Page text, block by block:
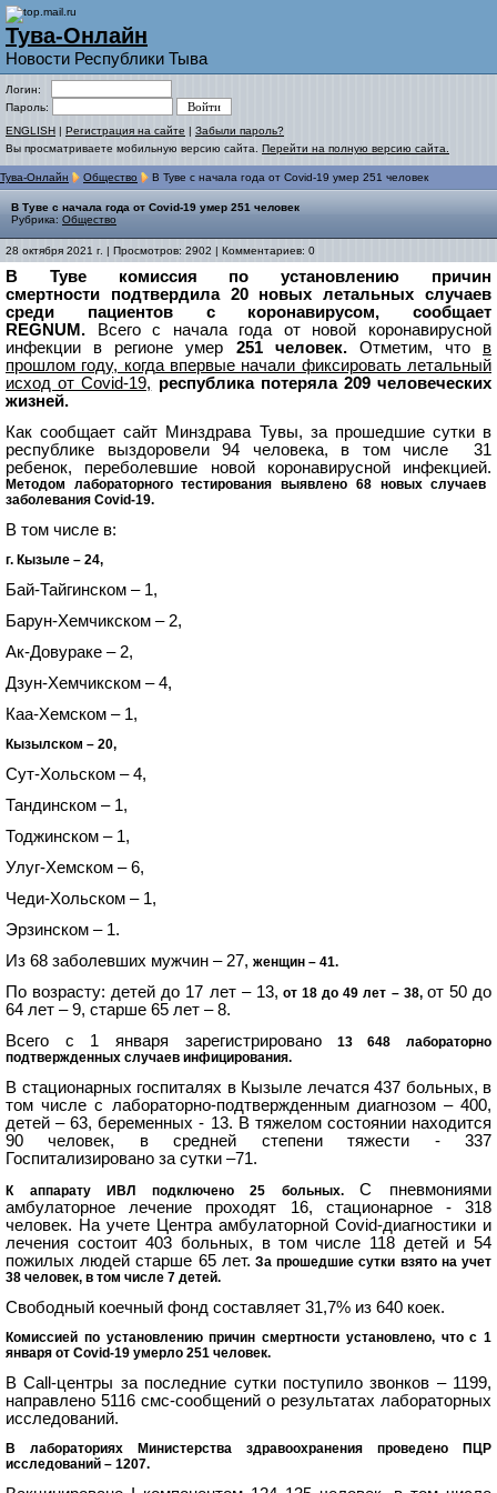
Тува-Онлайн
Новости Республики Тыва
Логин:
Пароль:
ENGLISH | Регистрация на сайте | Забыли пароль?
Вы просматриваете мобильную версию сайта. Перейти на полную версию сайта.
Тува-Онлайн Общество В Туве с начала года от Covid-19 умер 251 человек
В Туве с начала года от Covid-19 умер 251 человек
Рубрика: Общество
28 октября 2021 г. | Просмотров: 2902 | Комментариев: 0
В Туве комиссия по установлению причин
смертности подтвердила 20 новых летальных случаев
среди пациентов с коронавирусом, сообщает
REGNUM.
Всего с начала года от новой коронавирусной
инфекции в регионе умер 251 человек. Отметим, что в
прошлом году, когда впервые начали фиксировать летальный
исход от Covid-19, республика потеряла 209 человеческих
жизней.
Как сообщает сайт Минздрава Тувы, за прошедшие сутки в
республике выздоровели 94 человека, в том числе 31
ребенок, переболевшие новой коронавирусной инфекцией.
Методом лабораторного тестирования выявлено 68 новых случаев
заболевания Covid-19.
В том числе в:
г. Кызыле – 24,
Бай-Тайгинском – 1,
Барун-Хемчикском – 2,
Ак-Довураке – 2,
Дзун-Хемчикском – 4,
Каа-Хемском – 1,
Кызылском – 20,
Сут-Хольском – 4,
Тандинском – 1,
Тоджинском – 1,
Улуг-Хемском – 6,
Чеди-Хольском – 1,
Эрзинском – 1.
Из 68 заболевших мужчин – 27, женщин – 41.
По возрасту: детей до 17 лет – 13, от 18 до 49 лет – 38, от 50 до
64 лет – 9, старше 65 лет – 8.
Всего с 1 января зарегистрировано13 648 лабораторно
подтвержденных случаев инфицирования.
В стационарных госпиталях в Кызыле лечатся 437 больных, в
том числе с лабораторно-подтвержденным диагнозом – 400,
детей – 63, беременных - 13. В тяжелом состоянии находится
90 человек, в средней степени тяжести - 337
Госпитализировано за сутки –71.
К аппарату ИВЛ подключено 25 больных.С пневмониями
амбулаторное лечение проходят 16, стационарное - 318
человек. На учете Центра амбулаторной Covid-диагностики и
лечения состоит 403 больных, в том числе 118 детей и 54
пожилых людей старше 65 лет. За прошедшие сутки взято на учет
38 человек, в том числе 7 детей.
Свободный коечный фонд составляет 31,7% из 640 коек.
Комиссией по установлению причин смертности установлено, что с 1
января от Covid-19 умерло 251 человек.
В Call-центры за последние сутки поступило звонков – 1199,
направлено 5116 смс-сообщений о результатах лабораторных
исследований.
В лабораториях Министерства здравоохранения проведено ПЦР
исследований – 1207.